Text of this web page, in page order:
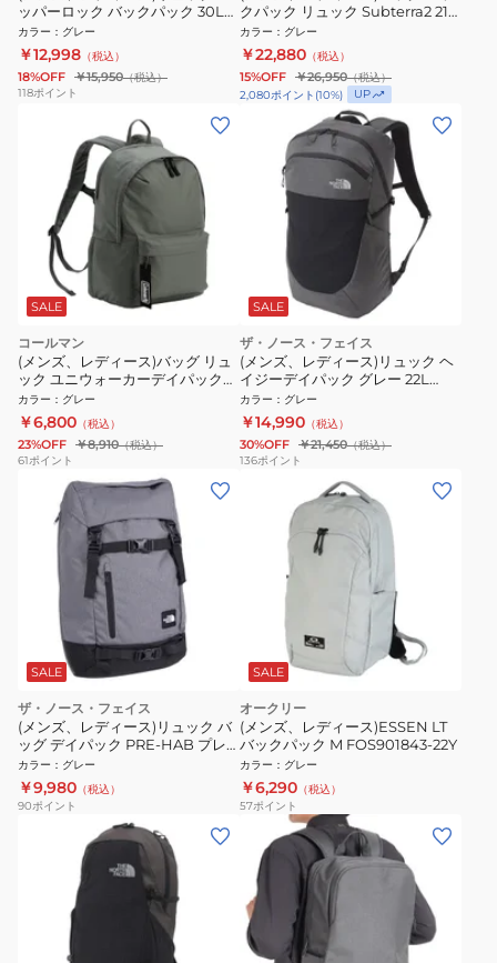
ッパーロック バックパック 30L
PU7254 023
カラー ： グレー
￥12,998 （税込）
18%OFF ￥15,950（税込）
118ポイント
クパック リュック Subterra2 21L
3205026 Vetiver Gray
カラー ： グレー
￥22,880 （税込）
15%OFF ￥26,950（税込）
2,080ポイント (10%) UP
SALE
コールマン
(メンズ、レディース)バッグ リュ
ック ユニウォーカーデイパック
23L 2234500
カラー ： グレー
￥6,800 （税込）
23%OFF ￥8,910（税込）
61ポイント
SALE
ザ・ノース・フェイス
(メンズ、レディース)リュック ヘ
イジーデイパック グレー 22L
NM82455 GG バックパック デイ
バッグ 軽量 通勤 通学
カラー ： グレー
￥14,990 （税込）
30%OFF ￥21,450（税込）
136ポイント
SALE
ザ・ノース・フェイス
(メンズ、レディース)リュック バ
ッグ デイパック PRE-HAB プレ
ハブ 28L NM72351X ZH グレー
カラー ： グレー
￥9,980 （税込）
90ポイント
SALE
オークリー
(メンズ、レディース)ESSEN LT
バックパック M FOS901843-22Y
カラー ： グレー
￥6,290 （税込）
57ポイント